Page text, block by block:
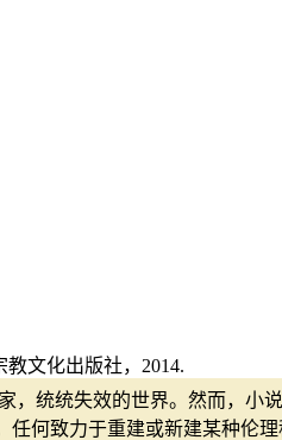
文化出版社，2014.
，统统失效的世界。然而，小
何致力于重建或新建某种伦